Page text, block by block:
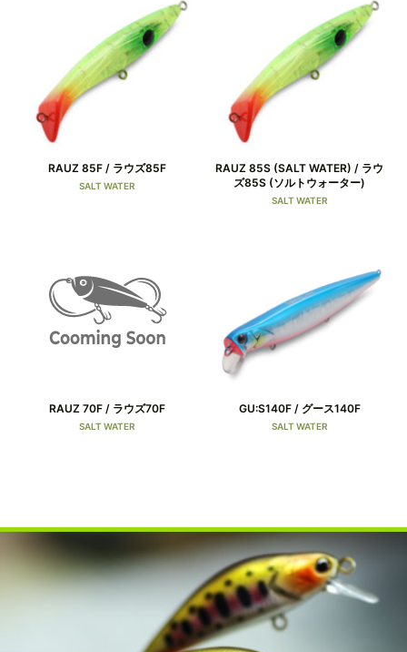
RAUZ 85F / ラウズ85F
SALT WATER
RAUZ 85S (SALT WATER) / ラウ
ズ85S (ソルトウォーター)
SALT WATER
RAUZ 70F / ラウズ70F
SALT WATER
GU:S140F / グース140F
SALT WATER